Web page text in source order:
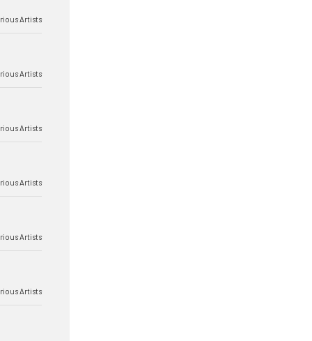
Artists
Artists
Artists
Artists
Artists
Artists